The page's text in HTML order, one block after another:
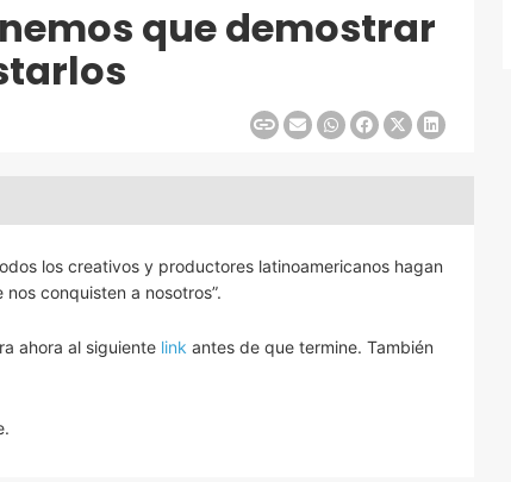
que demostrar
los creativos y productores latinoamericanos hagan
conquisten a nosotros”.
ahora al siguiente link antes de que termine. También